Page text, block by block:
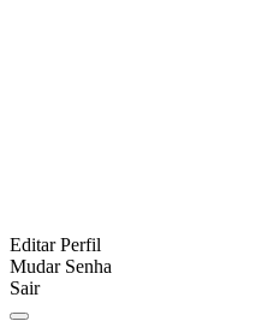
Editar Perfil
Mudar Senha
Sair